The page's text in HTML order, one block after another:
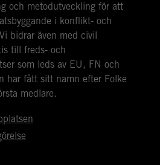
och metodutveckling för att
i konflikt- och
bidrar även med civil
till freds- och
som leds av EU, FN och
har fått sitt namn efter Folke
medlare.